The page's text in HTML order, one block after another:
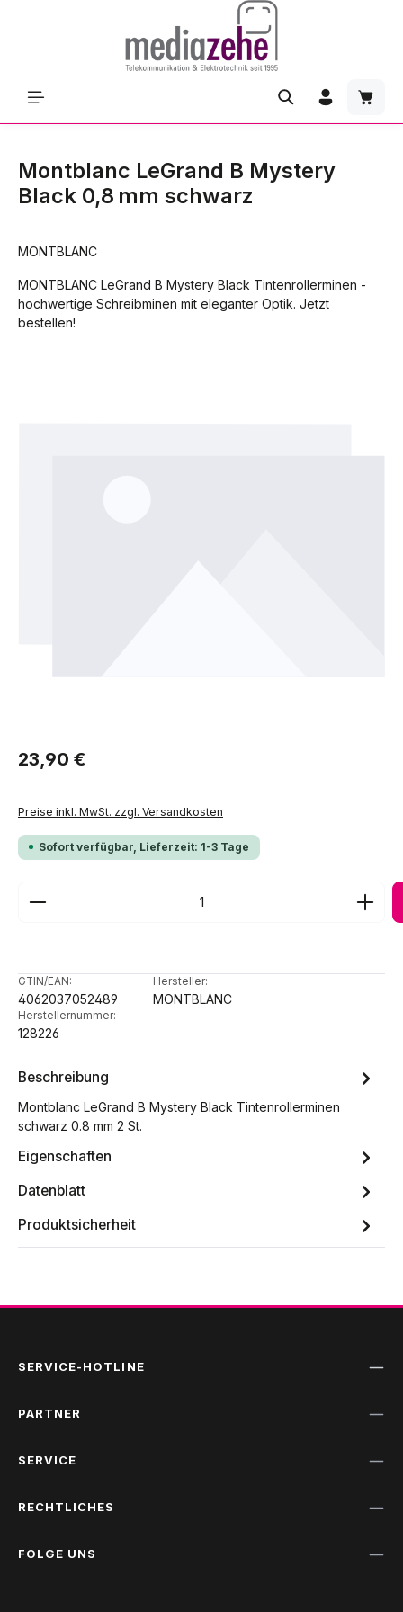
Montblanc LeGrand B Mystery
Black 0,8 mm schwarz
MONTBLANC
MONTBLANC LeGrand B Mystery Black Tintenrollerminen -
hochwertige Schreibminen mit eleganter Optik. Jetzt
bestellen!
Regulärer Preis:
23,90 €
Preise inkl. MwSt. zzgl. Versandkosten
Sofort verfügbar, Lieferzeit: 1-3 Tage
Produkt Anzahl: Gib den gewünschten Wert ein
GTIN/EAN:
4062037052489
Hersteller:
MONTBLANC
Herstellernummer:
128226
Beschreibung
Montblanc LeGrand B Mystery Black Tintenrollerminen
schwarz 0.8 mm 2 St.
Eigenschaften
Datenblatt
Produktsicherheit
SERVICE-HOTLINE
PARTNER
SERVICE
RECHTLICHES
FOLGE UNS